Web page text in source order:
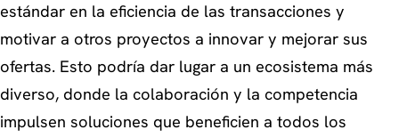
estándar en la eficiencia de las transacciones y
motivar a otros proyectos a innovar y mejorar sus
ofertas. Esto podría dar lugar a un ecosistema más
diverso, donde la colaboración y la competencia
impulsen soluciones que beneficien a todos los